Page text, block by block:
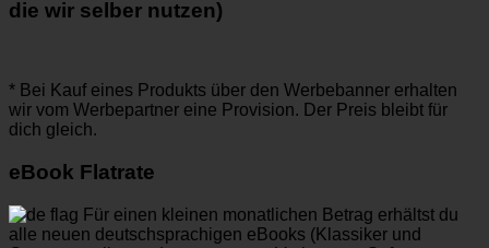
die wir selber nutzen)
* Bei Kauf eines Produkts über den Werbebanner erhalten
wir vom Werbepartner eine Provision. Der Preis bleibt für
dich gleich.
eBook Flatrate
Für einen kleinen monatlichen Betrag erhältst du
alle neuen deutschsprachigen eBooks (Klassiker und